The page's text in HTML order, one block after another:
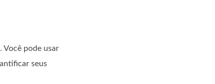
Você pode usar
seus